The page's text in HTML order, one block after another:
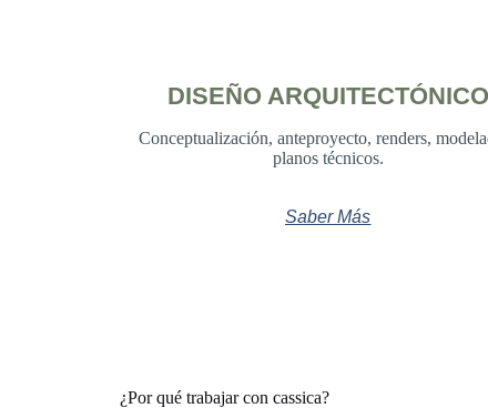
DISEÑO ARQUITECTÓNICO
Conceptualización, anteproyecto, renders,
planos técnicos.
Saber Más
¿Por qué trabajar con cassica?